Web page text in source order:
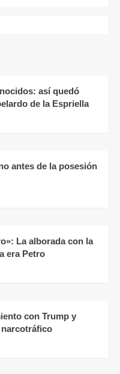
así quedó
de la Espriella
antes de la posesión
La alborada con la
era Petro
con Trump y